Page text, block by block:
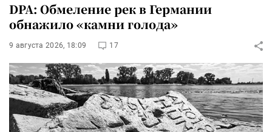
DPA: Обмеление рек в Германии
обнажило «камни голода»
9 августа 2026, 18:09 17